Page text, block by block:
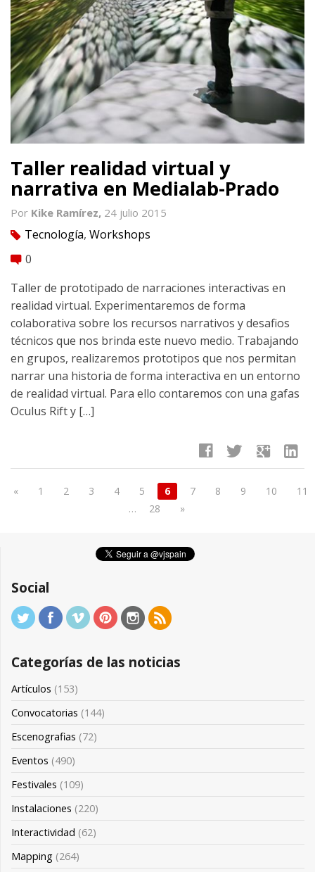
Taller realidad virtual y
narrativa en Medialab-Prado
Por Kike Ramírez, 24 julio 2015
tag Tecnología, Workshops
comment 0
Taller de prototipado de narraciones interactivas en
realidad virtual. Experimentaremos de forma
colaborativa sobre los recursos narrativos y desafios
técnicos que nos brinda este nuevo medio. Trabajando
en grupos, realizaremos prototipos que nos permitan
narrar una historia de forma interactiva en un entorno
de realidad virtual. Para ello contaremos con una gafas
Oculus Rift y […]
facebook twitter google linkedin
« 1 2 3 4 5 6 7 8 9 10
11
…
28 »
Social
Categorías de las noticias
Artículos (153)
Convocatorias (144)
Escenografias (72)
Eventos (490)
Festivales (109)
Instalaciones (220)
Interactividad (62)
Mapping (264)